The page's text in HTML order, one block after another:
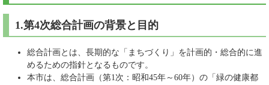
1.第4次総合計画の背景と目的
総合計画とは、長期的な「まちづくり」を計画的・総合的に進
めるための指針となるものです。
本市は、総合計画（第1次：昭和45年～60年）の「緑の健康都